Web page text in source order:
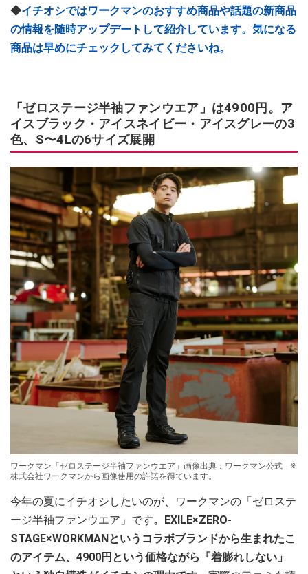
◆イチオシではワークマンのおすすめ商品や話題の新商品
の情報を随時アップデートして紹介しています。気になる
商品は早めにチェックしてみてくださいね。
「ゼロステージ半袖ファンウエア」は4900円。ア
イスブラック・アイスネイビー・アイスグレーの3
色、S〜4Lの6サイズ展開
ワークマン「ゼロステージ半袖ファンウエア」画像出典：ワークマン公式 ※
株式会社ワークマンから画像使用の許諾を得ています。
今年の夏にイチオシしたいのが、ワークマンの「ゼロステ
ージ半袖ファンウエア」です。EXILE×ZERO-
STAGE×WORKMANというコラボブランドから生まれたこ
のアイテム、4900円という価格ながら「着膨れしない」